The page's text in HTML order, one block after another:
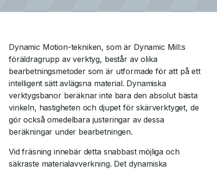
Dynamic Motion-tekniken, som är Dynamic Mill:s
föräldragrupp av verktyg, består av olika
bearbetningsmetoder som är utformade för att på ett
intelligent sätt avlägsna material. Dynamiska
verktygsbanor beräknar inte bara den absolut bästa
vinkeln, hastigheten och djupet för skärverktyget, de
gör också omedelbara justeringar av dessa
beräkningar under bearbetningen.
Vid fräsning innebär detta snabbast möjliga och
säkraste materialavverkning. Det dynamiska